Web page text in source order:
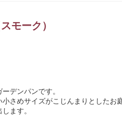
モーク）
デンパンです。
さめサイズがこじんまりとしたお
ます。